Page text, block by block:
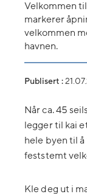
Velkommen til
markerer
velkommen
havnen.
Publisert :
Når ca. 45
legger til kai
hele byen til
feststemt
Kle deg ut i